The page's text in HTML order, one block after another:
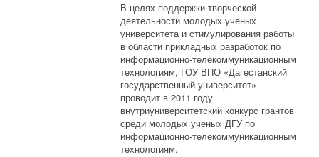
В целях поддержки творческой
деятельности молодых ученых
университета и стимулирования работы
в области прикладных разработок по
информационно-телекоммуникационным
технологиям, ГОУ ВПО «Дагестанский
государственный университет»
проводит в 2011 году
внутриуниверситетский конкурс грантов
среди молодых ученых ДГУ по
информационно-телекоммуникационным
технологиям.